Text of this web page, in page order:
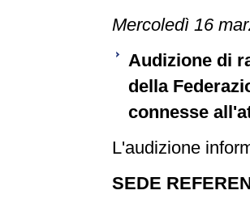
Mercoledì 16
Audizione di
della
connesse
L'audizione
SEDE